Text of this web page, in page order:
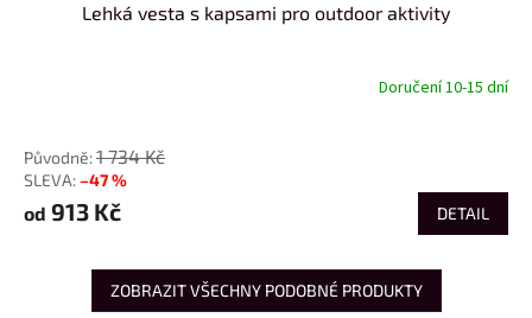
Lehká vesta s kapsami pro outdoor aktivity
Doručení 10-15 dní
1 734 Kč
–47 %
od 913 Kč DETAIL
ZOBRAZIT VŠECHNY PODOBNÉ PRODUKTY